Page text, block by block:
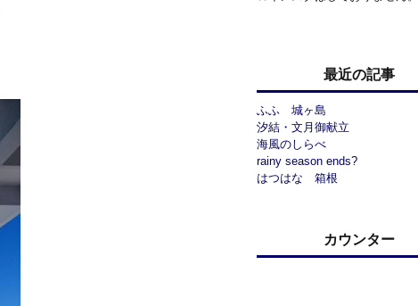
最近の記事
ふふ 城ヶ島
汐結・文月御献立
海風のしらべ
rainy season ends?
はつはな 箱根
カウンター